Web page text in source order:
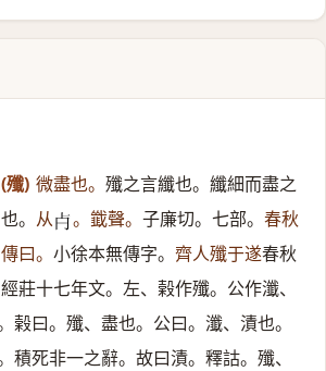
(殲) 微盡也。 殲之言纖也。纖細而盡之
也。 从𣦵 。韱聲。 子廉切。七部。 春秋
傳曰。 小徐本無傳字。 齊人殲于遂春秋
經莊十七年文。左、榖作殲。公作瀸、
榖曰。殲、盡也。公曰。瀸、漬也。
積死非一之辭。故曰漬。釋詁。殲、